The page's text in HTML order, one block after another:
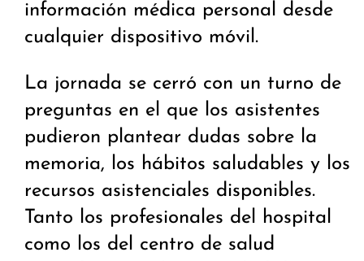
información médica personal desde
cualquier dispositivo móvil.
La jornada se cerró con un turno de
preguntas en el que los asistentes
pudieron plantear dudas sobre la
memoria, los hábitos saludables y los
recursos asistenciales disponibles.
Tanto los profesionales del hospital
como los del centro de salud